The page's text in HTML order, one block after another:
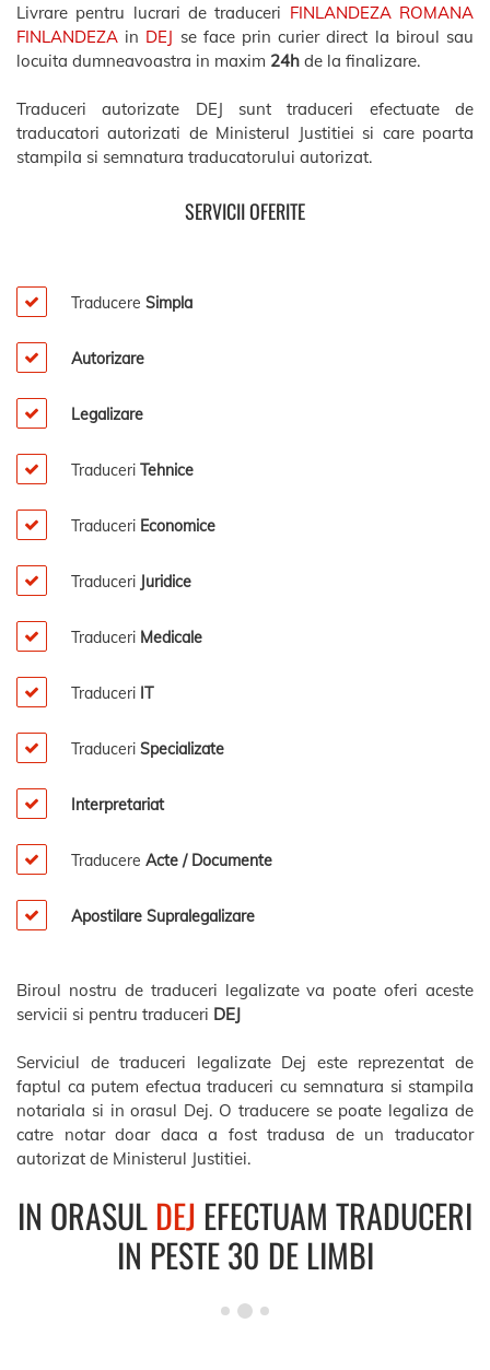
Livrare pentru lucrari de traduceri FINLANDEZA ROMANA
FINLANDEZA in DEJ se face prin curier direct la biroul sau
locuita dumneavoastra in maxim 24h de la finalizare.
Traduceri autorizate DEJ sunt traduceri efectuate de
traducatori autorizati de Ministerul Justitiei si care poarta
stampila si semnatura traducatorului autorizat.
SERVICII OFERITE
Traducere Simpla
Autorizare
Legalizare
Traduceri Tehnice
Traduceri Economice
Traduceri Juridice
Traduceri Medicale
Traduceri IT
Traduceri Specializate
Interpretariat
Traducere Acte / Documente
Apostilare Supralegalizare
Biroul nostru de traduceri legalizate va poate oferi aceste
servicii si pentru traduceri DEJ
Serviciul de traduceri legalizate Dej este reprezentat de
faptul ca putem efectua traduceri cu semnatura si stampila
notariala si in orasul Dej. O traducere se poate legaliza de
catre notar doar daca a fost tradusa de un traducator
autorizat de Ministerul Justitiei.
IN ORASULDEJ EFECTUAM TRADUCERI
IN PESTE 30 DE LIMBI